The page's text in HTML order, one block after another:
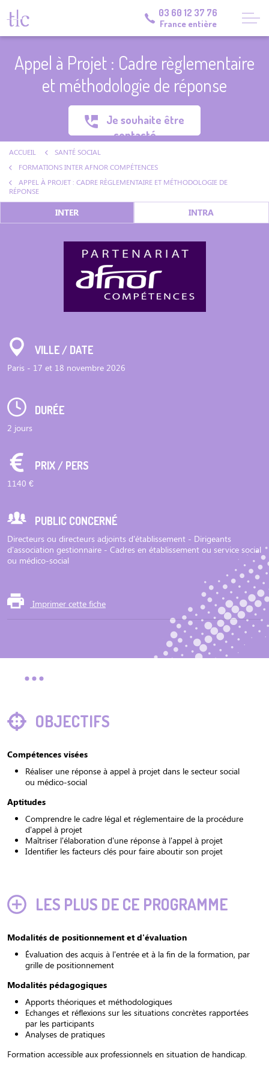
03 60 12 37 76
France entière
Appel à Projet : Cadre règlementaire
et méthodologie de réponse
Je souhaite être
contacté
ACCUEIL
SANTÉ SOCIAL
FORMATIONS INTER AFNOR COMPÉTENCES
APPEL À PROJET : CADRE RÈGLEMENTAIRE ET MÉTHODOLOGIE DE
RÉPONSE
OBJECTIFS
Compétences visées
Réaliser une réponse à appel à projet dans le secteur social
ou médico-social
Aptitudes
Comprendre le cadre légal et réglementaire de la procédure
d'appel à projet
Maîtriser l'élaboration d'une réponse à l'appel à projet
Identifier les facteurs clés pour faire aboutir son projet
LES PLUS DE CE PROGRAMME
Modalités de positionnement et d'évaluation
Évaluation des acquis à l'entrée et à la fin de la formation, par
grille de positionnement
Modalités pédagogiques
Apports théoriques et méthodologiques
Echanges et réflexions sur les situations concrètes rapportées
par les participants
Analyses de pratiques
Formation accessible aux professionnels en situation de handicap.
INTER INTRA
VILLE / DATE
Paris - 17 et 18 novembre 2026
DURÉE
2 jours
PRIX / PERS
1140 €
PUBLIC CONCERNÉ
Directeurs ou directeurs adjoints d'établissement - Dirigeants
d'association gestionnaire - Cadres en établissement ou service social
ou médico-social
Imprimer cette fiche